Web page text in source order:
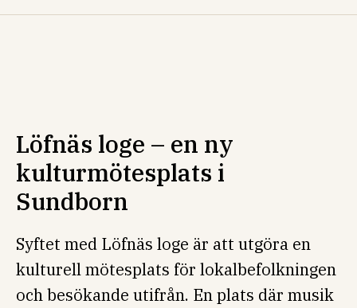
Löfnäs loge – en ny
kulturmötesplats i
Sundborn
Syftet med Löfnäs loge är att utgöra en
kulturell mötesplats för lokalbefolkningen
och besökande utifrån. En plats där musik